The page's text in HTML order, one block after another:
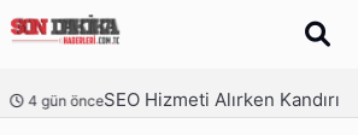
SEO Hizmeti Alırken Kandırılmamak İçin Bilinmesi Gerekenler 5 gün önce